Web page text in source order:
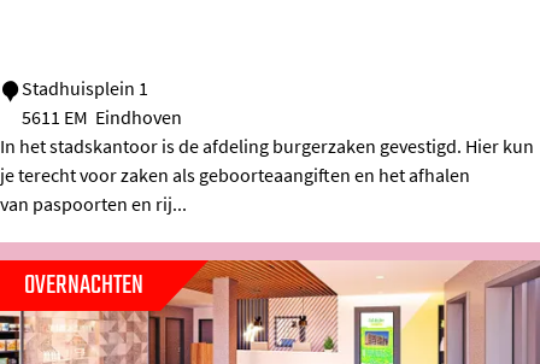
e
S
a
d
a
n
Stadhuisplein 1
5611 EM Eindhoven
In het stadskantoor is de afdeling burgerzaken gevestigd. Hier kun
je terecht voor zaken als geboorteaangiften en het afhalen
van paspoorten en rij...
OVERNACHTEN